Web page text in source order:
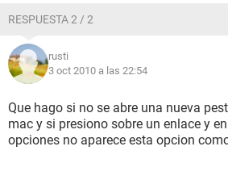
RESPUESTA 2 / 2
rusti
3 oct 2010 a las 22:54
Que hago si no se abre una nueva
mac y si presiono sobre un enlace y
opciones no aparece esta opcion